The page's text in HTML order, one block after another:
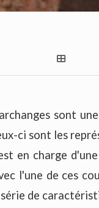
sont
ci sont les
en charge
l'une de ces
de